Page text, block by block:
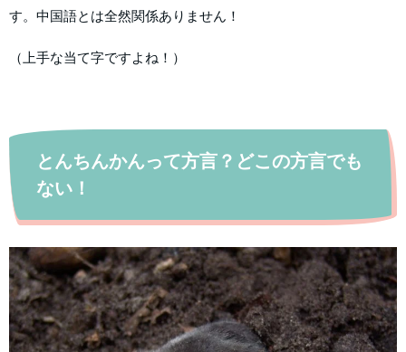
す。中国語とは全然関係ありません！
（上手な当て字ですよね！）
とんちんかんって方言？どこの方言でも
ない！